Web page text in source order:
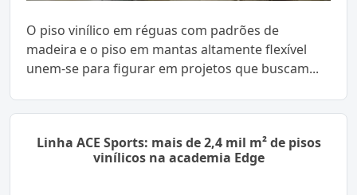
O piso vinílico em réguas com padrões de
madeira e o piso em mantas altamente flexível
unem-se para figurar em projetos que buscam...
Linha ACE Sports: mais de 2,4 mil m² de pisos
vinílicos na academia Edge